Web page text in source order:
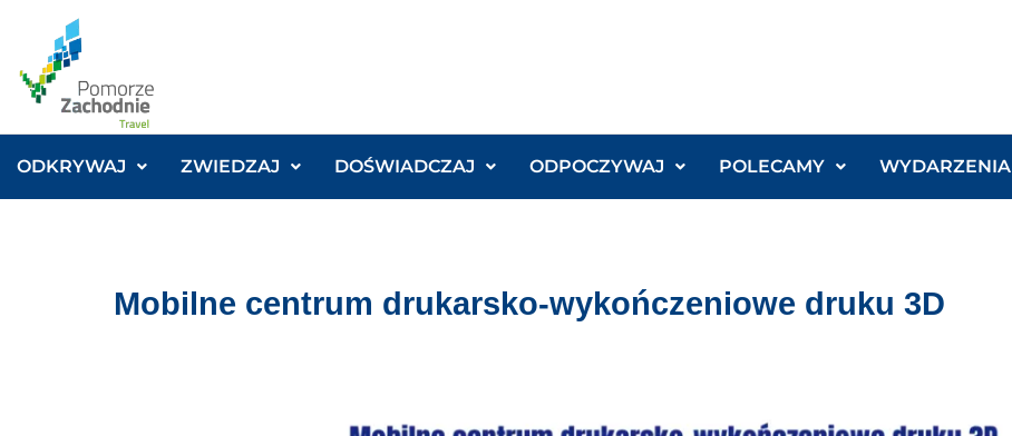
ODKRYWAJ ZWIEDZAJ DOŚWIADCZAJ ODPOCZYWAJ POLECAMY WYDARZENIA
Mobilne centrum drukarsko-wykończeniowe druku 3D